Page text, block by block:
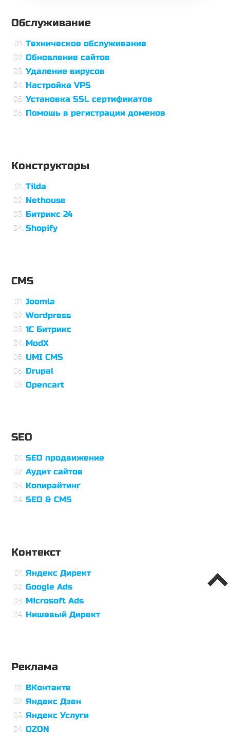
Обслуживание
Техническое обслуживание
Обновление сайтов
Удаление вирусов
Настройка VPS
Установка SSL сертификатов
Помошь в регистрации доменов
Конструкторы
Tilda
Nethouse
Битрикс 24
Shopify
CMS
Joomla
Wordpress
1С Битрикс
ModX
UMI CMS
Drupal
Opencart
SEO
SEO продвижение
Аудит сайтов
Копирайтинг
SEO & CMS
Контекст
Яндекс Директ
Google Ads
Microsoft Ads
Нишевый Директ
Реклама
ВКонтакте
Яндекс Дзен
Яндекс Услуги
OZON